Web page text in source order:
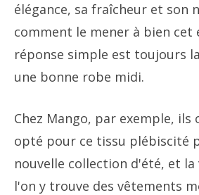
élégance, sa fraîcheur et son
comment le mener à bien cet
réponse simple est toujours
une bonne robe midi.
Chez Mango, par exemple,
opté pour ce tissu plébiscité
nouvelle collection d'été, et
l'on y trouve des vêtements